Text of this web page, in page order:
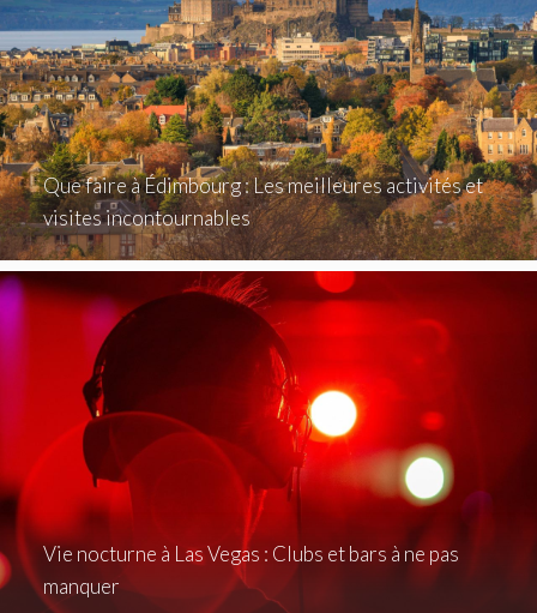
Que faire à Édimbourg : Les meilleures activités et
visites incontournables
Vie nocturne à Las Vegas : Clubs et bars à ne pas
manquer